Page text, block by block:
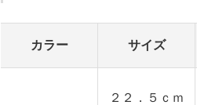
カラー サイズ
２２．５ｃｍ